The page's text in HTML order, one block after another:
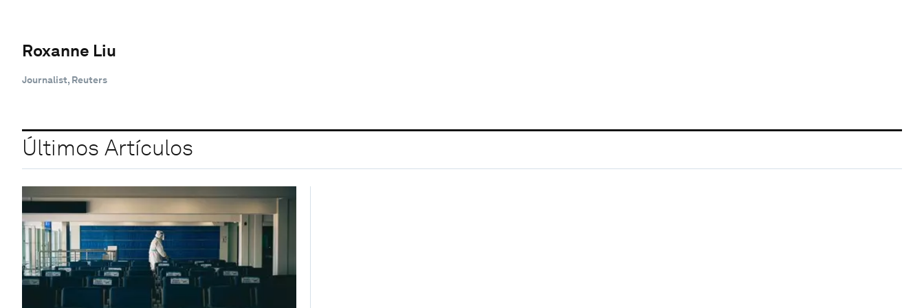
Roxanne Liu
Journalist, Reuters
Últimos Artículos